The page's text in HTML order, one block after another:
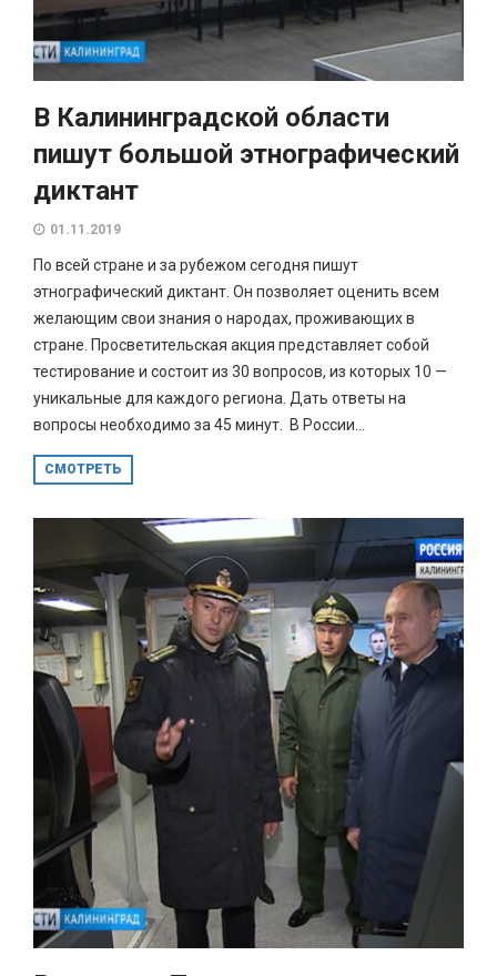
В Калининградской области
пишут большой этнографический
диктант
01.11.2019
По всей стране и за рубежом сегодня пишут
этнографический диктант. Он позволяет оценить всем
желающим свои знания о народах, проживающих в
стране. Просветительская акция представляет собой
тестирование и состоит из 30 вопросов, из которых 10 —
уникальные для каждого региона. Дать ответы на
вопросы необходимо за 45 минут. В России...
СМОТРЕТЬ